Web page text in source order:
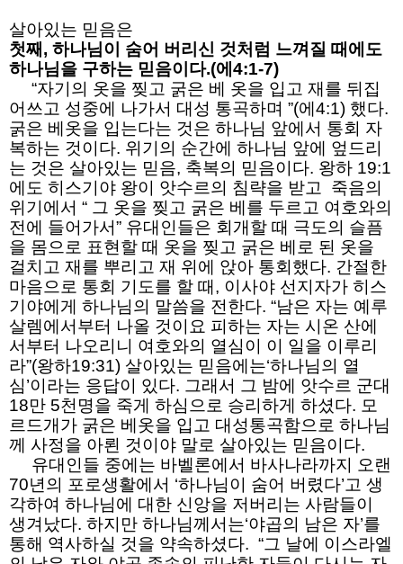
살아있는 믿음은
첫째, 하나님이 숨어 버리신 것처럼 느껴질 때에도
하나님을 구하는 믿음이다.(에4:1-7)
“자기의 옷을 찢고 굵은 베 옷을 입고 재를 뒤집
어쓰고 성중에 나가서 대성 통곡하며 ”(에4:1) 했다.
굵은 베옷을 입는다는 것은 하나님 앞에서 통회 자
복하는 것이다. 위기의 순간에 하나님 앞에 엎드리
는 것은 살아있는 믿음, 축복의 믿음이다. 왕하 19:1
에도 히스기야 왕이 앗수르의 침략을 받고 죽음의
위기에서 “ 그 옷을 찢고 굵은 베를 두르고 여호와의
전에 들어가서” 유대인들은 회개할 때 극도의 슬픔
을 몸으로 표현할 때 옷을 찢고 굵은 베로 된 옷을
걸치고 재를 뿌리고 재 위에 앉아 통회했다. 간절한
마음으로 통회 기도를 할 때, 이사야 선지자가 히스
기야에게 하나님의 말씀을 전한다. “남은 자는 예루
살렘에서부터 나올 것이요 피하는 자는 시온 산에
서부터 나오리니 여호와의 열심이 이 일을 이루리
라”(왕하19:31) 살아있는 믿음에는‘하나님의 열
심’이라는 응답이 있다. 그래서 그 밤에 앗수르 군대
18만 5천명을 죽게 하심으로 승리하게 하셨다. 모
르드개가 굵은 베옷을 입고 대성통곡함으로 하나님
께 사정을 아뢴 것이야 말로 살아있는 믿음이다.
유대인들 중에는 바벨론에서 바사나라까지 오랜
70년의 포로생활에서 ‘하나님이 숨어 버렸다’고 생
각하여 하나님에 대한 신앙을 저버리는 사람들이
생겨났다. 하지만 하나님께서는‘야곱의 남은 자’를
통해 역사하실 것을 약속하셨다. “그 날에 이스라엘